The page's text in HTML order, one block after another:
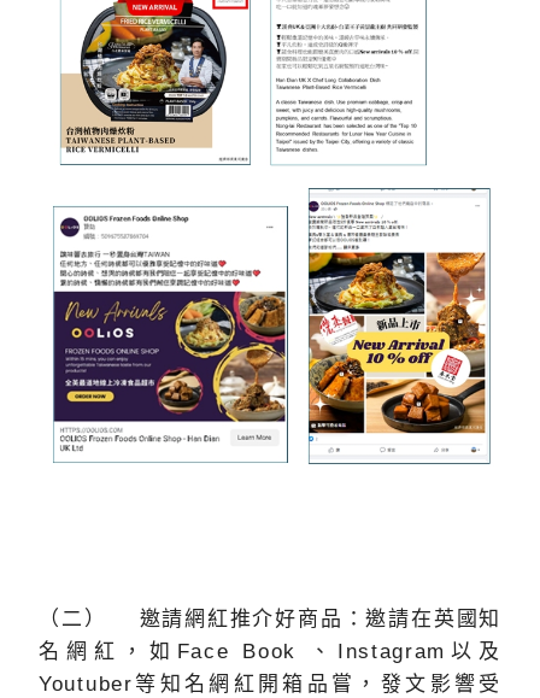
（二） 邀請網紅推介好商品：邀請在英國知
名網紅，如Face Book 、Instagram以及
Youtuber等知名網紅開箱品嘗，發文影響受